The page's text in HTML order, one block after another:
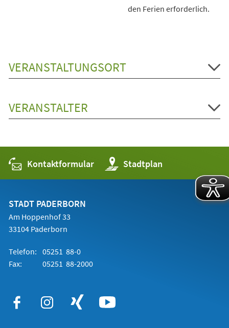
den Ferien erforderlich.
VERANSTALTUNGSORT
VERANSTALTER
Kontaktformular Stadtplan
(Öffnet
in
einem
STADT PADERBORN
Am Hoppenhof 33
33104 Paderborn
Telefon: 05251 88-0
Fax:
05251 88-2000